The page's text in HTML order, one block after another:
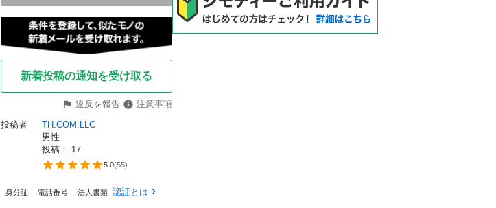
新着投稿の通知を受け取る
違反を報告
注意事項
投稿者
TH.COM.LLC
男性
投稿： 17
5.0(55)
身分証 電話番号 法人書類 認証とは